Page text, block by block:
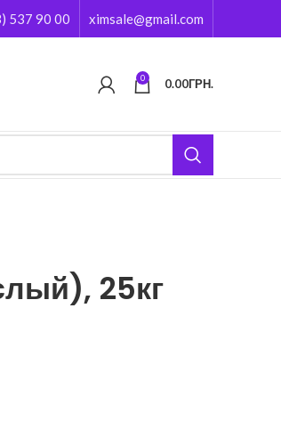
537 90 00 ximsale@gmail.com
0 0.00ГРН.
25кг